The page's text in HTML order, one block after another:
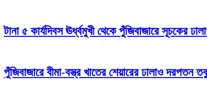
টানা ৫ কার্যদিবস ঊর্ধ্বমুখী থেকে পুঁজিবাজারে সূচকের
পুঁজিবাজারে বীমা-বস্ত্র খাতের শেয়ারের ঢালাও দরপতন